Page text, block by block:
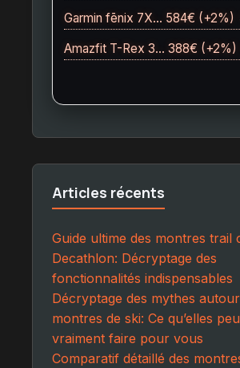
Garmin fēnix 7X… 584€ (+2%)
Amazfit T-Rex 3… 388€
Articles récents
Guide ultime des montres trail
Decathlon: Décryptage des
fonctionnalités indispensables
Décryptage des mythes
montres de ski: Ce qu’elles
vraiment faire pour vous
Comparatif détaillé des